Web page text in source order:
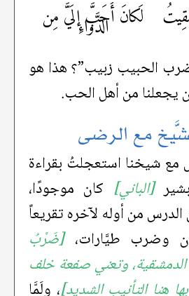
لَكانَ أَحَبَّ إلَيَّ مِن
الدَّواءِ
الحبيب زبيب”؟ هذا هو
يجعلنا من أهل الحب.
مع الرضى
مع شيخنا استعجلتُ بقراءة
[الباني] كان موجودًا،
من أوله لآخره تقريعاً
وضرب طيَّارات،[ضَرْبُ
وتعني صفعة خلف
هنا التأنيب الشديد]، ولَمَّا